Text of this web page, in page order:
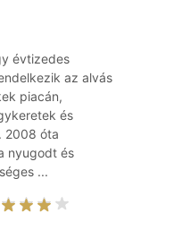
évtizedes
az alvás
piacán,
és
2008 óta
nyugodt és
...